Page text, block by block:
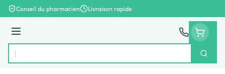
Aller au contenu
Conseil du pharmacien Livraison rapide
Menu
Rechercher